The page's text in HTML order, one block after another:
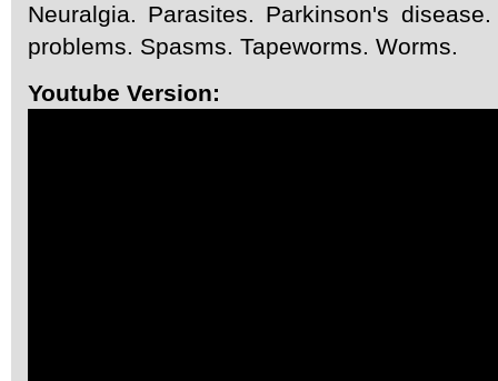
Neuralgia. Parasites. Parkinson's
problems. Spasms. Tapeworms. Worms.
Youtube Version: